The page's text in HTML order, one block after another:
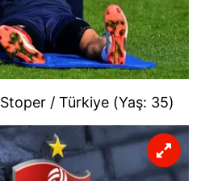
Stoper / Türkiye (Yaş: 35)